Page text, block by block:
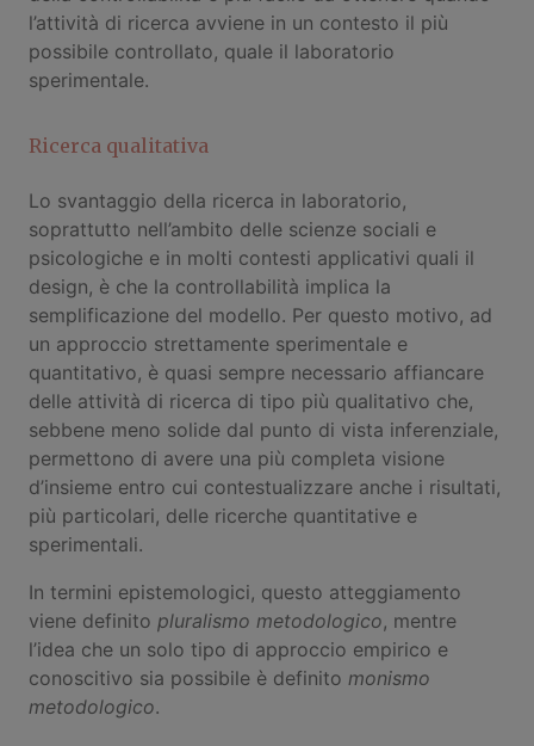
l’attività di ricerca avviene in un contesto il più
possibile controllato, quale il laboratorio
sperimentale.
Ricerca qualitativa
Lo svantaggio della ricerca in laboratorio,
soprattutto nell’ambito delle scienze sociali e
psicologiche e in molti contesti applicativi quali il
design, è che la controllabilità implica la
semplificazione del modello. Per questo motivo, ad
un approccio strettamente sperimentale e
quantitativo, è quasi sempre necessario affiancare
delle attività di ricerca di tipo più qualitativo che,
sebbene meno solide dal punto di vista inferenziale,
permettono di avere una più completa visione
d’insieme entro cui contestualizzare anche i risultati,
più particolari, delle ricerche quantitative e
sperimentali.
In termini epistemologici, questo atteggiamento
viene definito pluralismo metodologico, mentre
l’idea che un solo tipo di approccio empirico e
conoscitivo sia possibile è definito monismo
metodologico.